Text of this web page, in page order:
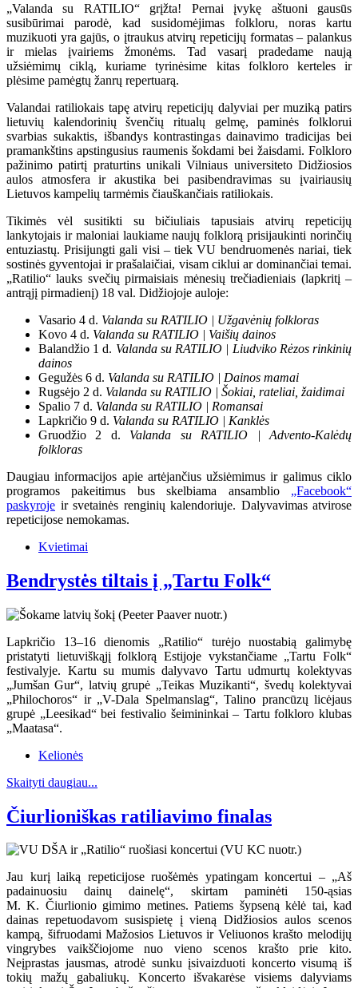
„Valanda su RATILIO“ grįžta! Pernai įvykę aštuoni gausūs
susibūrimai parodė, kad susidomėjimas folkloru, noras kartu
muzikuoti yra gajūs, o įtraukus atvirų repeticijų formatas – palankus
ir mielas įvairiems žmonėms. Tad vasarį pradedame naują
užsiėmimų ciklą, kuriame tyrinėsime kitas folkloro kerteles ir
plėsime pamėgtų žanrų repertuarą.
Valandai ratiliokais tapę atvirų repeticijų dalyviai per muziką patirs
lietuvių kalendorinių švenčių ritualų gelmę, paminės folklorui
svarbias sukaktis, išbandys kontrastingas dainavimo tradicijas bei
pramankštins apstingusius raumenis šokdami bei žaisdami. Folkloro
pažinimo patirtį praturtins unikali Vilniaus universiteto Didžiosios
aulos atmosfera ir akustika bei pasibendravimas su įvairiausių
Lietuvos kampelių tarmėmis čiauškančiais ratiliokais.
Tikimės vėl susitikti su bičiuliais tapusiais atvirų repeticijų
lankytojais ir maloniai laukiame naujų folklorą prisijaukinti norinčių
entuziastų. Prisijungti gali visi – tiek VU bendruomenės nariai, tiek
sostinės gyventojai ir prašalaičiai, visam ciklui ar dominančiai temai.
„Ratilio“ lauks svečių pirmaisiais mėnesių trečiadieniais (lapkritį –
antrąjį pirmadienį) 18 val. Didžiojoje auloje:
Vasario 4 d. Valanda su RATILIO | Užgavėnių folkloras
Kovo 4 d. Valanda su RATILIO | Vaišių dainos
Balandžio 1 d. Valanda su RATILIO | Liudviko Rėzos rinkinių
dainos
Gegužės 6 d. Valanda su RATILIO | Dainos mamai
Rugsėjo 2 d. Valanda su RATILIO | Šokiai, rateliai, žaidimai
Spalio 7 d. Valanda su RATILIO | Romansai
Lapkričio 9 d. Valanda su RATILIO | Kanklės
Gruodžio 2 d. Valanda su RATILIO | Advento-Kalėdų
folkloras
Daugiau informacijos apie artėjančius užsiėmimus ir galimus ciklo
programos pakeitimus bus skelbiama ansamblio „Facebook“
paskyroje ir svetainės renginių kalendoriuje. Dalyvavimas atvirose
repeticijose nemokamas.
Kvietimai
Bendrystės tiltais į „Tartu Folk“
Lapkričio 13–16 dienomis „Ratilio“ turėjo nuostabią galimybę
pristatyti lietuviškąjį folklorą Estijoje vykstančiame „Tartu Folk“
festivalyje. Kartu su mumis dalyvavo Tartu udmurtų kolektyvas
„Jumšan Gur“, latvių grupė „Teikas Muzikanti“, švedų kolektyvai
„Philochoros“ ir „V-Dala Spelmanslag“, Talino prancūzų licėjaus
grupė „Leesikad“ bei festivalio šeimininkai – Tartu folkloro klubas
„Maatasa“.
Kelionės
Skaityti daugiau...
Čiurlioniškas ratiliavimo finalas
Jau kurį laiką repeticijose ruošėmės ypatingam koncertui – „Aš
padainuosiu dainų dainelę“, skirtam paminėti 150-ąsias
M. K. Čiurlionio gimimo metines. Patiems šypseną kėlė tai, kad
dainas repetuodavom susispietę į vieną Didžiosios aulos scenos
kampą, šifruodami Mažosios Lietuvos ir Veliuonos krašto melodijų
vingrybes vaikščiojome nuo vieno scenos krašto prie kito.
Neįprastas jausmas, atrodė sunku įsivaizduoti koncerto visumą iš
tokių mažų gabaliukų. Koncerto išvakarėse visiems dalyviams